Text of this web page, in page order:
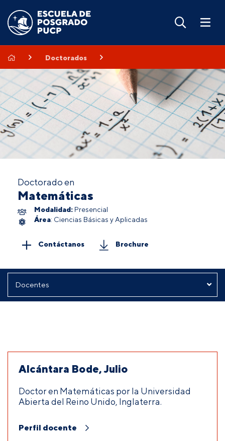
Doctorados
Doctorado en
Matemáticas
Modalidad: Presencial
Área: Ciencias Básicas y Aplicadas
Contáctanos Brochure
Alcántara Bode, Julio
Doctor en Matemáticas por la Universidad
Abierta del Reino Unido, Inglaterra.
Perfil docente